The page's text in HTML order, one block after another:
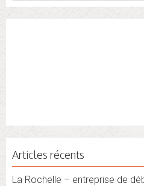
Articles récents
La Rochelle – entreprise de